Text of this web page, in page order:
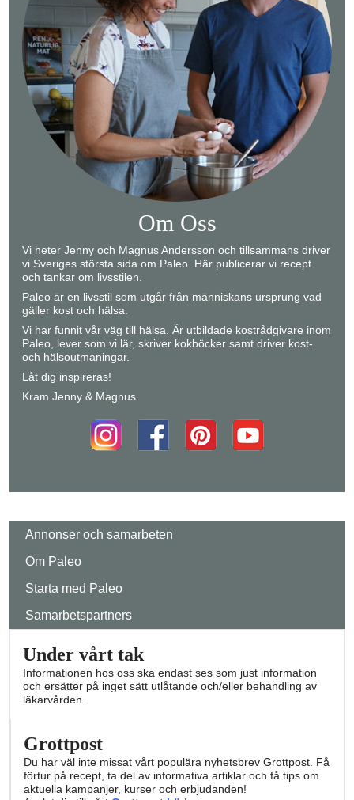
Om Oss
Vi heter Jenny och Magnus Andersson och tillsammans driver
vi Sveriges största sida om Paleo. Här publicerar vi recept
och tankar om livsstilen.
Paleo är en livsstil som utgår från människans ursprung vad
gäller kost och hälsa.
Vi har funnit vår väg till hälsa. Är utbildade kostrådgivare inom
Paleo, lever som vi lär, skriver kokböcker samt driver kost-
och hälsoutmaningar.
Låt dig inspireras!
Kram Jenny & Magnus
Annonser och samarbeten
Om Paleo
Starta med Paleo
Samarbetspartners
Under vårt tak
Informationen hos oss ska endast ses som just information
och ersätter på inget sätt utlåtande och/eller behandling av
läkarvården.
Grottpost
Du har väl inte missat vårt populära nyhetsbrev Grottpost. Få
förtur på recept, ta del av informativa artiklar och få tips om
aktuella kampanjer, kurser och erbjudanden!